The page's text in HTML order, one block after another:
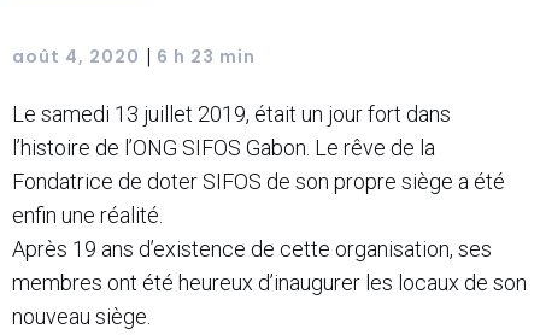
août 4, 2020 | 6 h 23 min
Le samedi 13 juillet 2019, était un jour fort dans
l’histoire de l’ONG SIFOS Gabon. Le rêve de la
Fondatrice de doter SIFOS de son propre siège a été
enfin une réalité.
Après 19 ans d’existence de cette organisation, ses
membres ont été heureux d’inaugurer les locaux de son
nouveau siège.